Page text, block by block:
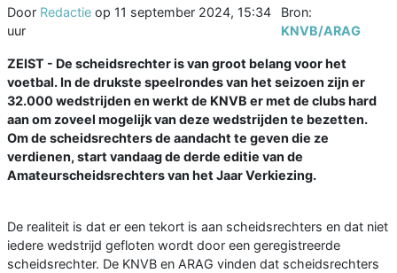
Door Redactie op 11 september 2024, 15:34
uur
Bron:
KNVB/ARAG
ZEIST - De scheidsrechter is van groot belang voor het
voetbal. In de drukste speelrondes van het seizoen zijn er
32.000 wedstrijden en werkt de KNVB er met de clubs hard
aan om zoveel mogelijk van deze wedstrijden te bezetten.
Om de scheidsrechters de aandacht te geven die ze
verdienen, start vandaag de derde editie van de
Amateurscheidsrechters van het Jaar Verkiezing.
De realiteit is dat er een tekort is aan scheidsrechters en dat niet
iedere wedstrijd gefloten wordt door een geregistreerde
scheidsrechter. De KNVB en ARAG vinden dat scheidsrechters